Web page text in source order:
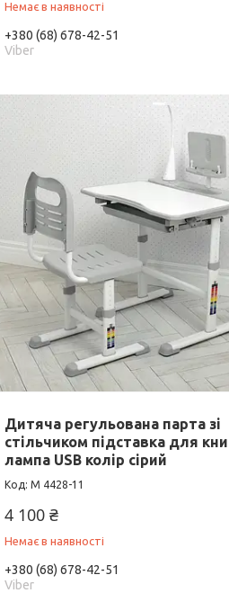
Немає в наявності
+380 (68) 678-42-51
Viber
Дитяча регульована парта зі
стільчиком підставка для
лампа USB колір сірий
M 4428-11
4 100 ₴
Немає в наявності
+380 (68) 678-42-51
Viber